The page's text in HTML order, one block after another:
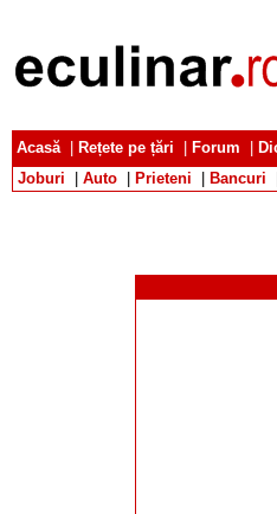
Acasă| Rețete pe țări Forum
Joburi
Auto Prieteni Bancuri